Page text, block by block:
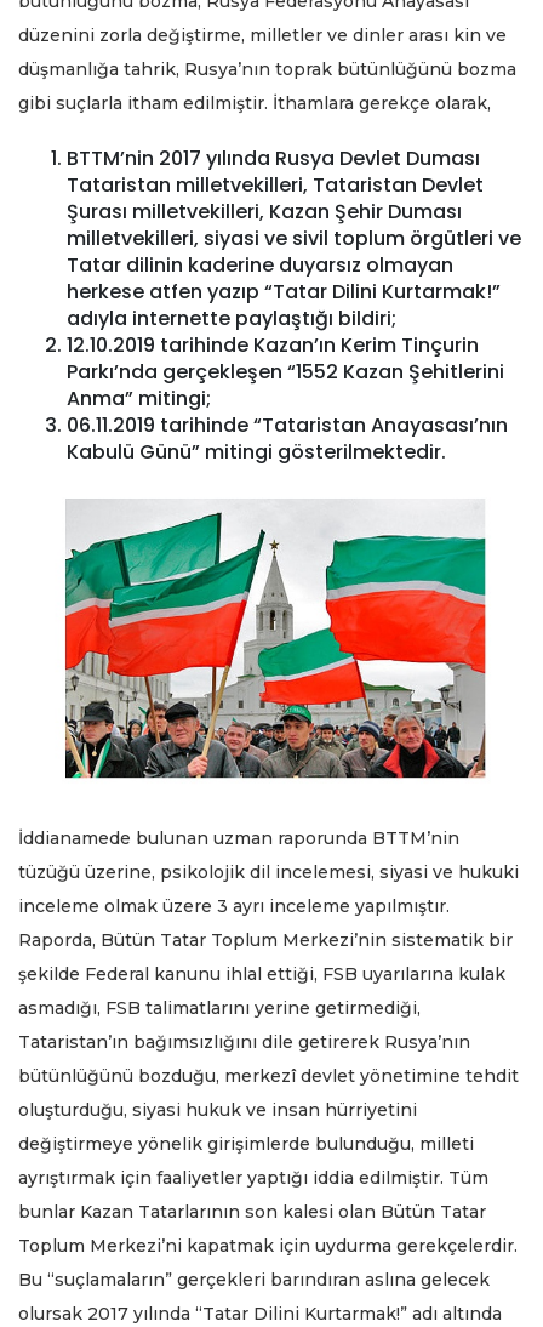
düzenini zorla değiştirme, milletler ve dinler arası kin ve
düşmanlığa tahrik, Rusya’nın toprak bütünlüğünü bozma
gibi suçlarla itham edilmiştir. İthamlara gerekçe olarak,
BTTM’nin 2017 yılında Rusya Devlet Duması
Tataristan milletvekilleri, Tataristan Devlet
Şurası milletvekilleri, Kazan Şehir Duması
milletvekilleri, siyasi ve sivil toplum örgütleri ve
Tatar dilinin kaderine duyarsız olmayan
herkese atfen yazıp “Tatar Dilini Kurtarmak!”
adıyla internette paylaştığı bildiri;
12.10.2019 tarihinde Kazan’ın Kerim Tinçurin
Parkı’nda gerçekleşen “1552 Kazan Şehitlerini
Anma” mitingi;
06.11.2019 tarihinde “Tataristan Anayasası’nın
Kabulü Günü” mitingi gösterilmektedir.
İddianamede bulunan uzman raporunda BTTM’nin
tüzüğü üzerine, psikolojik dil incelemesi, siyasi ve hukuki
inceleme olmak üzere 3 ayrı inceleme yapılmıştır.
Raporda, Bütün Tatar Toplum Merkezi’nin sistematik bir
şekilde Federal kanunu ihlal ettiği, FSB uyarılarına kulak
asmadığı, FSB talimatlarını yerine getirmediği,
Tataristan’ın bağımsızlığını dile getirerek Rusya’nın
bütünlüğünü bozduğu, merkezî devlet yönetimine tehdit
oluşturduğu, siyasi hukuk ve insan hürriyetini
değiştirmeye yönelik girişimlerde bulunduğu, milleti
ayrıştırmak için faaliyetler yaptığı iddia edilmiştir. Tüm
bunlar Kazan Tatarlarının son kalesi olan Bütün Tatar
Toplum Merkezi’ni kapatmak için uydurma gerekçelerdir.
Bu “suçlamaların” gerçekleri barındıran aslına gelecek
olursak 2017 yılında “Tatar Dilini Kurtarmak!” adı altında